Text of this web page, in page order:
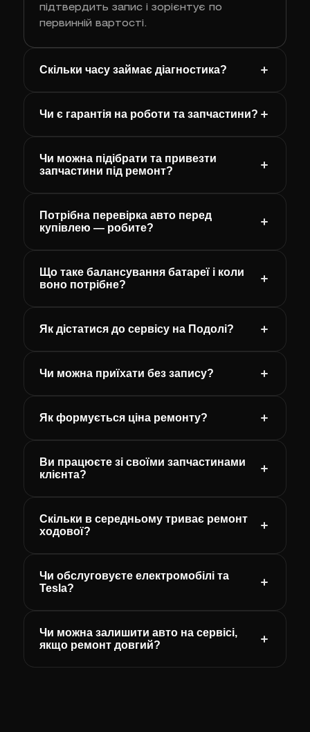
підтвердить запис і зорієнтує по
первинній вартості.
Скільки часу займає діагностика?
Чи є гарантія на роботи та запчастини?
Чи можна підібрати та привезти
запчастини під ремонт?
Потрібна перевірка авто перед
купівлею — робите?
Що таке балансування батареї і коли
воно потрібне?
Як дістатися до сервісу на Подолі?
Чи можна приїхати без запису?
Як формується ціна ремонту?
Ви працюєте зі своїми запчастинами
клієнта?
Скільки в середньому триває ремонт
ходової?
Чи обслуговуєте електромобілі та
Tesla?
Чи можна залишити авто на сервісі,
якщо ремонт довгий?